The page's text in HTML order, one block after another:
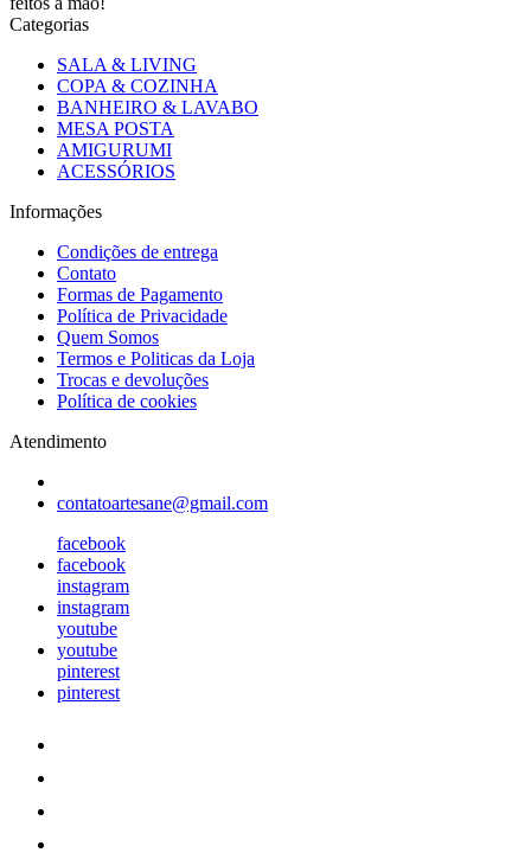
Categorias
SALA & LIVING
COPA & COZINHA
BANHEIRO & LAVABO
MESA POSTA
AMIGURUMI
ACESSÓRIOS
Informações
Condições de entrega
Contato
Formas de Pagamento
Política de Privacidade
Quem Somos
Termos e Politicas da Loja
Trocas e devoluções
Política de cookies
Atendimento
contatoartesane@gmail.com
facebook
facebook
instagram
instagram
youtube
youtube
pinterest
pinterest